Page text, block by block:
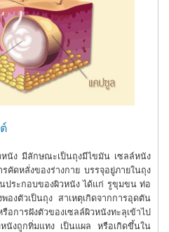
นัง มีลักษณะเป็นถุงมีไขมัน เซลล์หนัง
คัดหลั่งของร่างกาย บรรจุอยู่ภายในถุง
ประกอบของผิวหนัง ได้แก่ รูขุมขน ท่อ
งตัวเป็นถุง สาเหตุเกิดจากการอุดตัน
การฝังตัวของเซลล์ผิวหนังทะลุเข้าไป
นังถูกทิ่มแทง เป็นแผล หรือเกิดขึ้นใน